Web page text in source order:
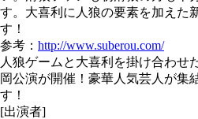
す。大喜利に人狼の要素を加えた
す！
参考： http://www.suberou.com/
人狼ゲームと大喜利を掛け合わせ
岡公演が開催！豪華人気芸人が集
す！
[出演者]